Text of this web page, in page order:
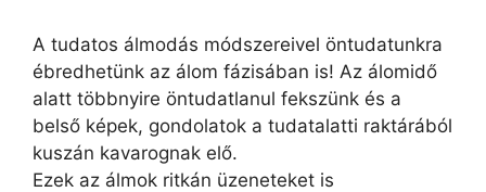
A tudatos álmodás módszereivel öntudatunkra
ébredhetünk az álom fázisában is! Az álomidő
alatt többnyire öntudatlanul fekszünk és a
belső képek, gondolatok a tudatalatti raktárából
kuszán kavarognak elő.
Ezek az álmok ritkán üzeneteket is